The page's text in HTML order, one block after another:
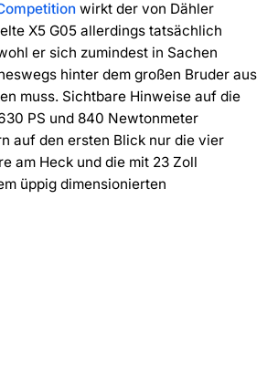
wirkt der von Dähler
X5 G05 allerdings tatsächlich
er sich zumindest in Sachen
hinter dem großen Bruder aus
muss. Sichtbare Hinweise auf die
PS und 840 Newtonmeter
auf den ersten Blick nur die vier
am Heck und die mit 23 Zoll
üppig dimensionierten